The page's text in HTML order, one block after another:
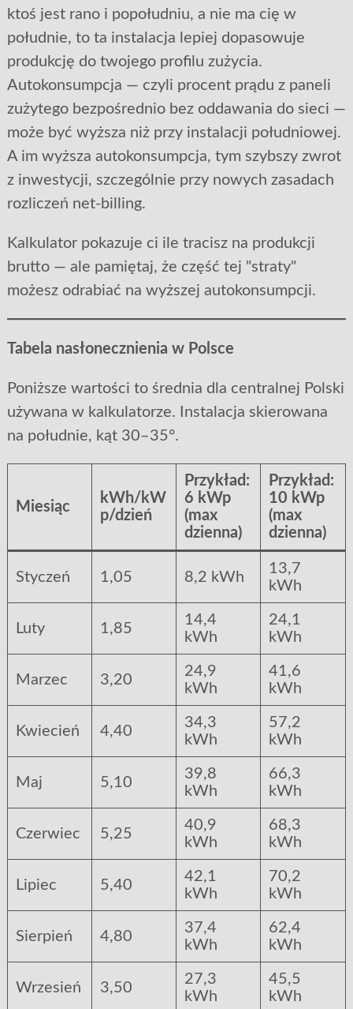
ktoś jest rano i popołudniu, a nie ma cię w
południe, to ta instalacja lepiej dopasowuje
produkcję do twojego profilu zużycia.
Autokonsumpcja — czyli procent prądu z paneli
zużytego bezpośrednio bez oddawania do sieci —
może być wyższa niż przy instalacji południowej.
A im wyższa autokonsumpcja, tym szybszy zwrot
z inwestycji, szczególnie przy nowych zasadach
rozliczeń net-billing.
Kalkulator pokazuje ci ile tracisz na produkcji
brutto — ale pamiętaj, że część tej "straty"
możesz odrabiać na wyższej autokonsumpcji.
Tabela nasłonecznienia w Polsce
Poniższe wartości to średnia dla centralnej Polski
używana w kalkulatorze. Instalacja skierowana
na południe, kąt 30–35°.
Miesiąc
kWh/kW
p/dzień
Przykład:
6 kWp
(max
dzienna)
Przykład:
10 kWp
(max
dzienna)
Styczeń 1,05 8,2 kWh
13,7
kWh
Luty 1,85
14,4
kWh
24,1
kWh
Marzec 3,20
24,9
kWh
41,6
kWh
Kwiecień 4,40
34,3
kWh
57,2
kWh
Maj 5,10
39,8
kWh
66,3
kWh
Czerwiec 5,25
40,9
kWh
68,3
kWh
Lipiec 5,40
42,1
kWh
70,2
kWh
Sierpień 4,80
37,4
kWh
62,4
kWh
Wrzesień 3,50
27,3
kWh
45,5
kWh